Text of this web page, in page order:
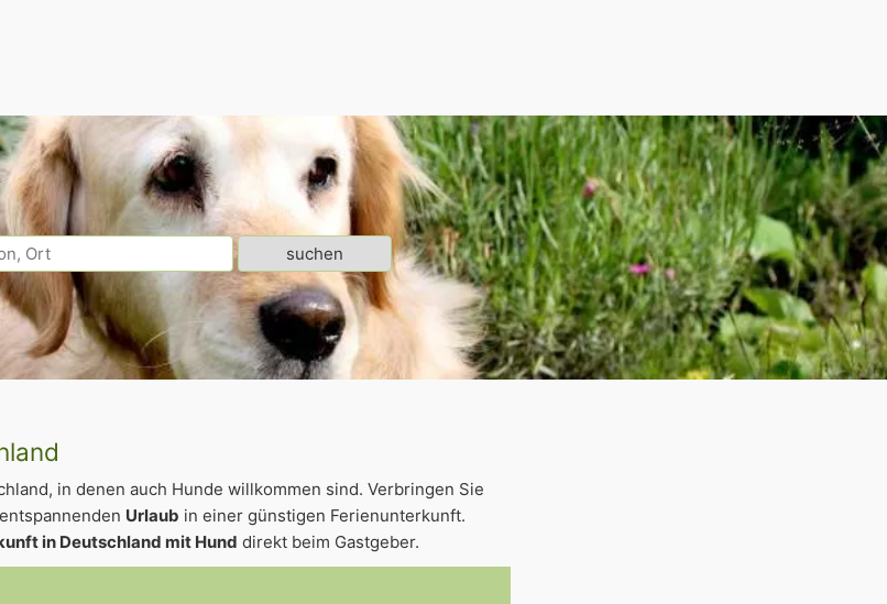
in denen auch Hunde willkommen sind. Verbringen Sie
Urlaub in einer günstigen Ferienunterkunft.
in Deutschland mit Hund direkt beim Gastgeber.